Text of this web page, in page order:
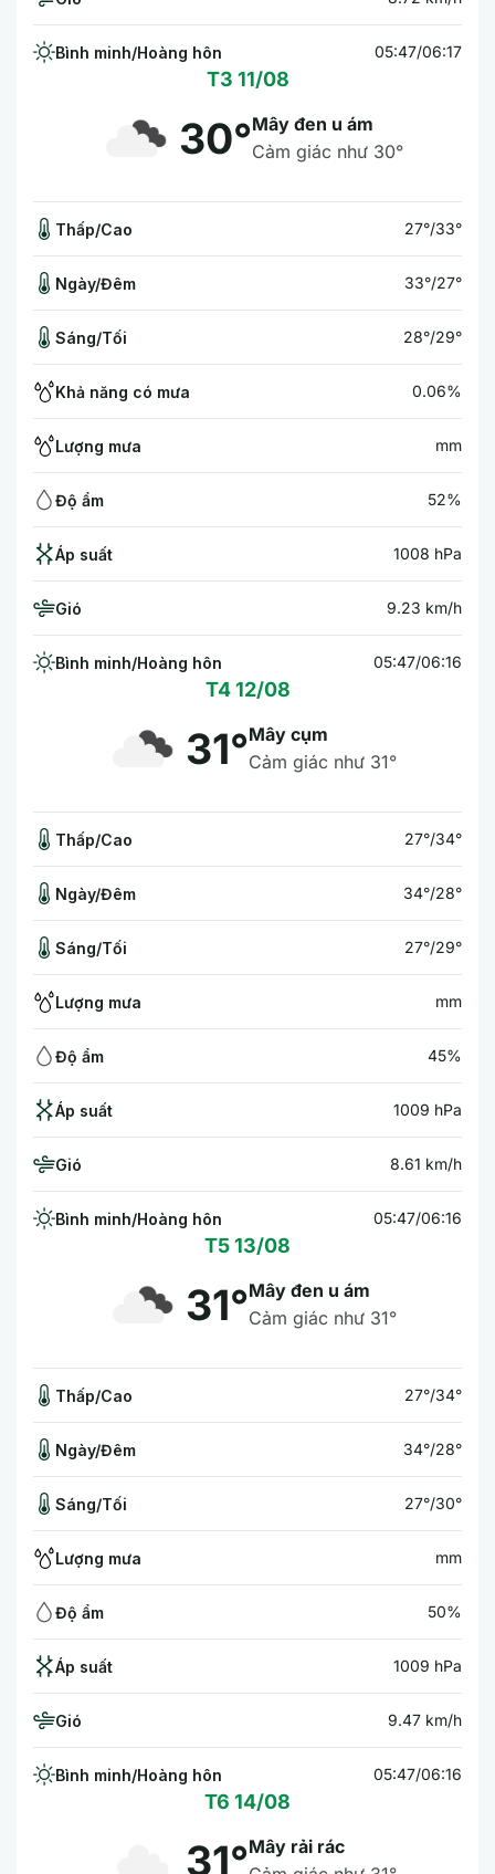
Bình minh/Hoàng hôn 05:47/06:17
T3 11/08
30°Mây đen u ám
Cảm giác như 30°
Thấp/Cao 27°/33°
Ngày/Đêm 33°/27°
Sáng/Tối 28°/29°
Khả năng có mưa 0.06%
Lượng mưa mm
Độ ẩm 52%
Áp suất 1008 hPa
Gió 9.23 km/h
Bình minh/Hoàng hôn 05:47/06:16
T4 12/08
31°Mây cụm
Cảm giác như 31°
Thấp/Cao 27°/34°
Ngày/Đêm 34°/28°
Sáng/Tối 27°/29°
Lượng mưa mm
Độ ẩm 45%
Áp suất 1009 hPa
Gió 8.61 km/h
Bình minh/Hoàng hôn 05:47/06:16
T5 13/08
31°Mây đen u ám
Cảm giác như 31°
Thấp/Cao 27°/34°
Ngày/Đêm 34°/28°
Sáng/Tối 27°/30°
Lượng mưa mm
Độ ẩm 50%
Áp suất 1009 hPa
Gió 9.47 km/h
Bình minh/Hoàng hôn 05:47/06:16
T6 14/08
31°Mây rải rác